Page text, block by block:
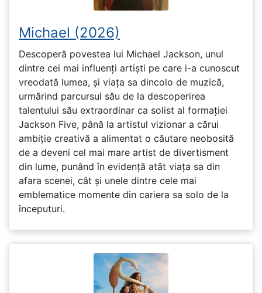
Michael (2026)
Descoperă povestea lui Michael Jackson, unul
dintre cei mai influenți artiști pe care i-a cunoscut
vreodată lumea, și viața sa dincolo de muzică,
urmărind parcursul său de la descoperirea
talentului său extraordinar ca solist al formației
Jackson Five, până la artistul vizionar a cărui
ambiție creativă a alimentat o căutare neobosită
de a deveni cel mai mare artist de divertisment
din lume, punând în evidență atât viața sa din
afara scenei, cât și unele dintre cele mai
emblematice momente din cariera sa solo de la
începuturi.